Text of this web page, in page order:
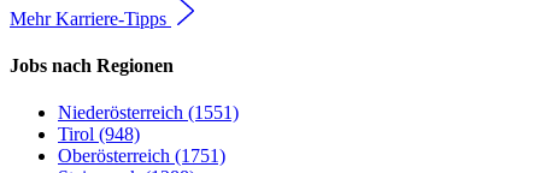
Mehr Karriere-Tipps
Jobs nach Regionen
Niederösterreich (1551)
Tirol (948)
Oberösterreich (1751)